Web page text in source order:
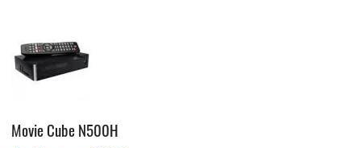
Movie Cube N500H